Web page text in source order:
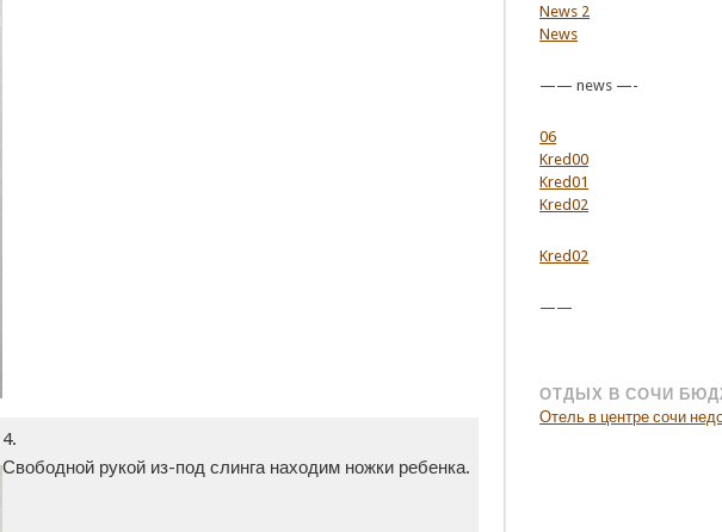
4.
Свободной рукой из-под слинга находим ножки ребенка.
News 2
News
—— news —-
06
Kred00
Kred01
Kred02
Kred02
——
ОТДЫХ В СОЧИ
Отель в центре сочи